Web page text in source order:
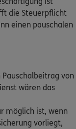
die Steuerpflicht
einen pauschalen
von
wären das
möglich ist, wenn
vorliegt,